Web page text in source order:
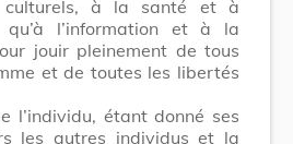
culturels, à la santé et à
qu’à l’information et à la
jouir pleinement de tous
et de toutes les libertés
l’individu, étant donné ses
les autres individus et la